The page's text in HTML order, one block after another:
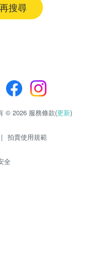
搜尋
© 2026 服務條款(更新)
| 拍賣使用規範
全